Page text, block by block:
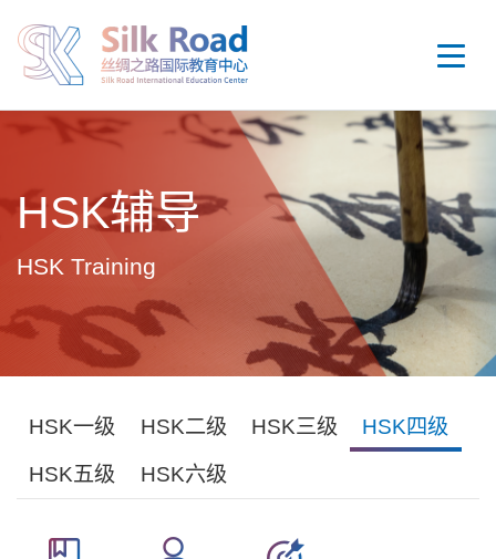
HSK辅导
HSK Training
HSK一级 HSK二级 HSK三级 HSK四级
HSK五级 HSK六级